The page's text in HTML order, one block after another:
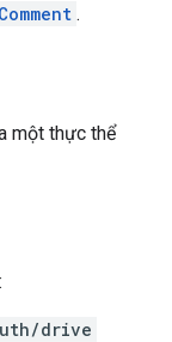
Comment .
một thực thể
drive